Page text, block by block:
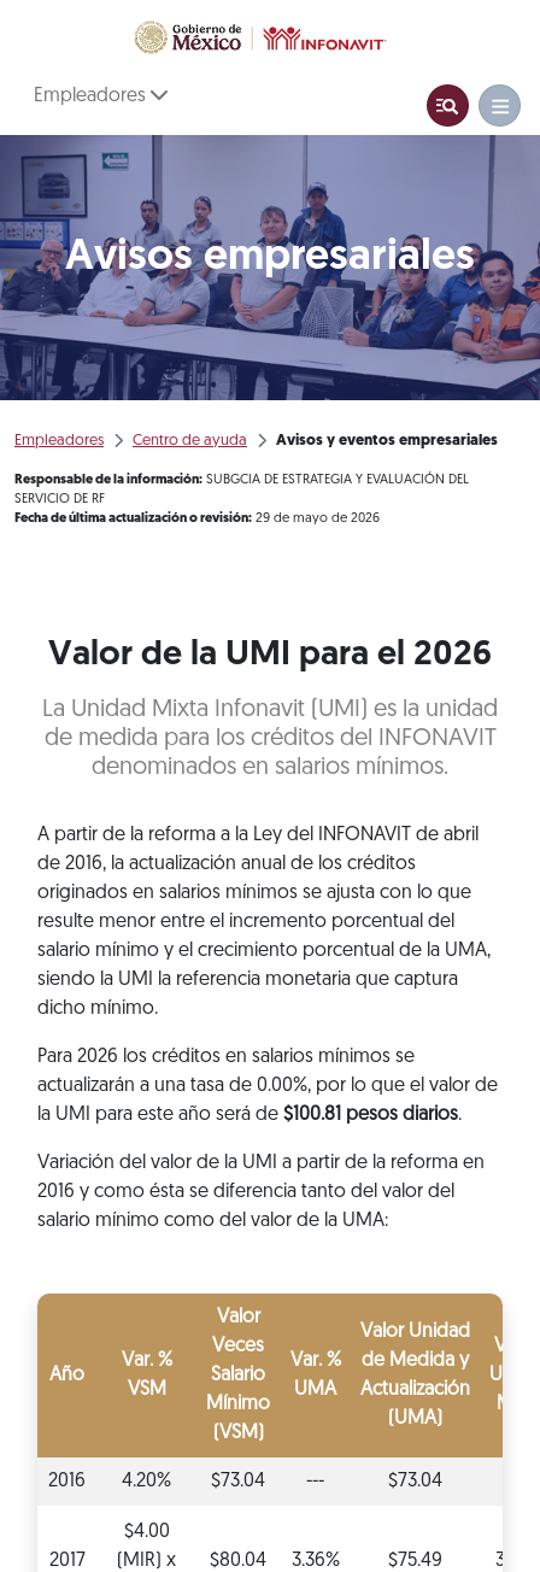
Empleadores
Avisos empresariales
Empleadores Centro de ayuda Avisos y eventos empresariales
Responsable de la información: SUBGCIA DE ESTRATEGIA Y EVALUACIÓN DEL
SERVICIO DE RF
Fecha de última actualización o revisión: 29 de mayo de 2026
Valor de la UMI para el 2026
La Unidad Mixta Infonavit (UMI) es la unidad
de medida para los créditos del INFONAVIT
denominados en salarios mínimos.
A partir de la reforma a la Ley del INFONAVIT de abril
de 2016, la actualización anual de los créditos
originados en salarios mínimos se ajusta con lo que
resulte menor entre el incremento porcentual del
salario mínimo y el crecimiento porcentual de la UMA,
siendo la UMI la referencia monetaria que captura
dicho mínimo.
Para 2026 los créditos en salarios mínimos se
actualizarán a una tasa de 0.00%, por lo que el valor de
la UMI para este año será de $100.81 pesos diarios.
Variación del valor de la UMI a partir de la reforma en
2016 y como ésta se diferencia tanto del valor del
salario mínimo como del valor de la UMA:
Año
Var. %
VSM
Valor
Veces
Salario
Mínimo
(VSM)
Var. %
UMA
Valor Unidad
de Medida y
Actualización
(UMA)
Var.
2016 4.20% $73.04 --- $73.04
2017
$4.00
(MIR) x
$80.04 3.36% $75.49